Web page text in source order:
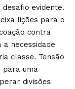
evidente.
lições para o
contra
necessidade
classe. Tensão
para uma
divisões